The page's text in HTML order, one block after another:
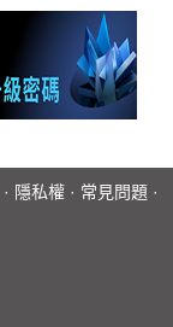
· 隱私權 · 常見問題 ·